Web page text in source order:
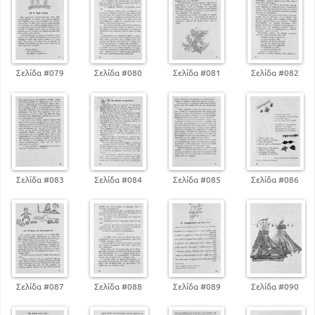
ΒΑΠΤΙΖΕΤΑΙ Η ΔΟΥΛΗ ΤΟΥ ΘΕΟΥ..
ΚΑΛΟΚΑΙΡΙ ΣΤΟΝ ΚΑΜΠΟ
191
Ο ΜΕΓΑΛΟΣ ΨΑΡΑΣ
205
Σελίδα #079 Σελίδα #080 Σελίδα #081 Σελίδα #082
Σελίδα #083 Σελίδα #084 Σελίδα #085 Σελίδα #086
Σελίδα #087 Σελίδα #088 Σελίδα #089 Σελίδα #090